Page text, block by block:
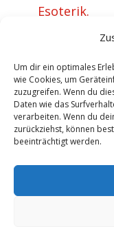
Um dir ein optimales
wie Cookies, um
zuzugreifen. Wenn du
Daten wie das
verarbeiten. Wenn du
zurückziehst, können
beeinträchtigt werden.
Esoterik.
Esoterik
VORHERIGER ARTIKEL
Kirche Groß
Bieberau
steht für die